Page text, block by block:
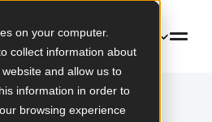
on your computer.
collect information about
and allow us to
information in order to
browsing experience